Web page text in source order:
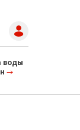
воды